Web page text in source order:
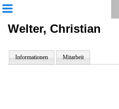
Welter, Christian
Informationen Mitarbeit